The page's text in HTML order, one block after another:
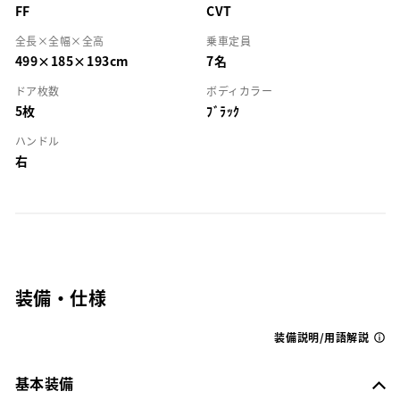
FF CVT
全長×全幅×全高
499×185×193cm
乗車定員
7名
ドア枚数
5枚
ボディカラー
ﾌﾞﾗｯｸ
ハンドル
右
装備・仕様
装備説明/用語解説
基本装備